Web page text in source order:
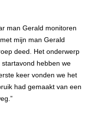
man Gerald monitoren
mijn man Gerald
deed. Het onderwerp
hebben we
keer vonden we het
had gemaakt van een